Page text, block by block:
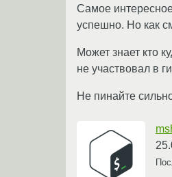
Самое
успешно. Но как
Может знает кто
не участвовал в
Не пинайте